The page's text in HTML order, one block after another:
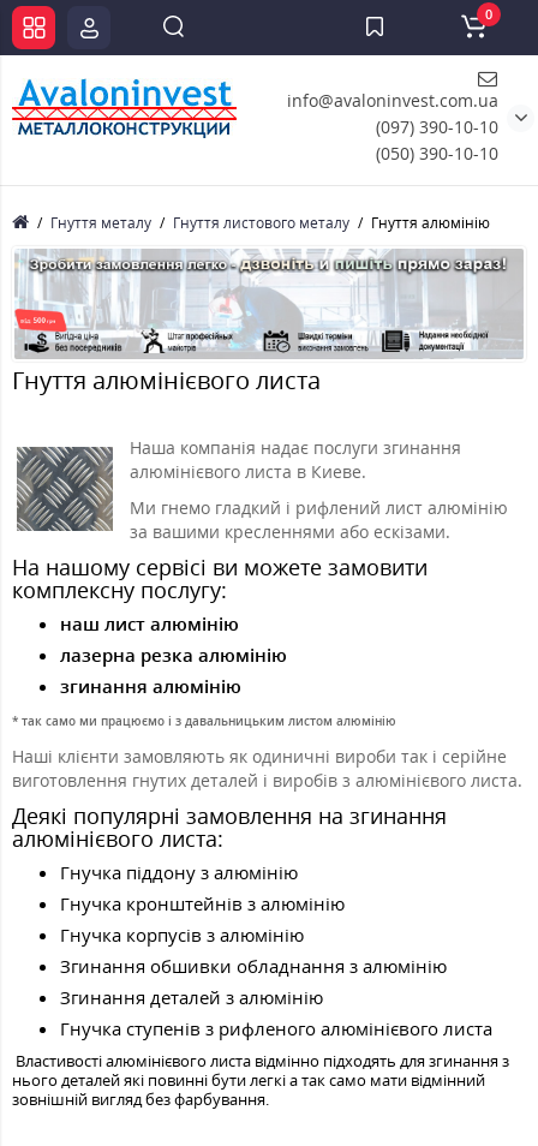
info@avaloninvest.com.ua
(097) 390-10-10
(050) 390-10-10
0
Гнуття металу Гнуття листового металу Гнуття алюмінію
Гнуття алюмінієвого листа
Наша компанія надає послуги згинання
алюмінієвого листа в Киеве.
Ми гнемо гладкий і рифлений лист алюмінію
за вашими кресленнями або ескізами.
На нашому сервісі ви можете замовити
комплексну послугу:
наш лист алюмінію
лазерна резка алюмінію
згинання алюмінію
* так само ми працюємо і з давальницьким листом алюмінію
Наші клієнти замовляють як одиничні вироби так і серійне
виготовлення гнутих деталей і виробів з алюмінієвого листа.
Деякі популярні замовлення на згинання
алюмінієвого листа:
Гнучка піддону з алюмінію
Гнучка кронштейнів з алюмінію
Гнучка корпусів з алюмінію
Згинання обшивки обладнання з алюмінію
Згинання деталей з алюмінію
Гнучка ступенів з рифленого алюмінієвого листа
Властивості алюмінієвого листа відмінно підходять для згинання з
нього деталей які повинні бути легкі а так само мати відмінний
зовнішній вигляд без фарбування.